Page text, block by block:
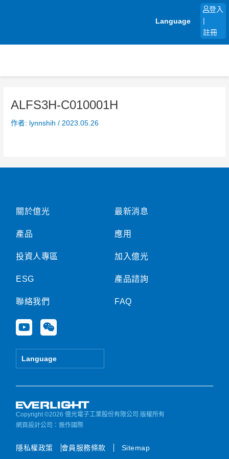
Language
登入
註冊
ALFS3H-C010001H
作者: lynnshih/ 2023.05.26
關於億光
產品
投資人專區
ESG
聯絡我們
Y
o
u
e
W
e
i
Language
最新消息
應用
加入億光
產品諮詢
FAQ
Copyright ©2026 億光電子工業股份有限公司 版權所有
網頁設計公司 ：振作國際
隱私權政策 會員服務條款 Sitemap